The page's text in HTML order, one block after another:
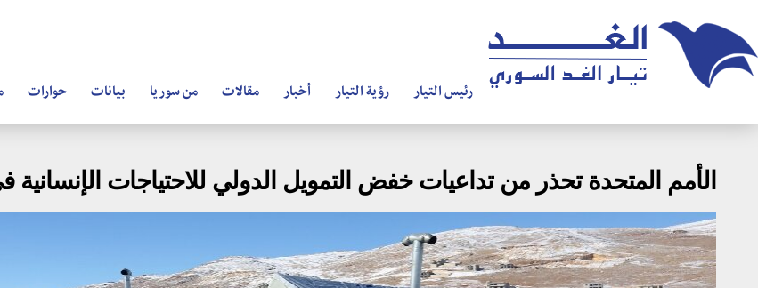
رئيس التيار رؤية التيار أخبار مقالات من سوريا بيانات حوارات
الأمم المتحدة تحذر من تداعيات خفض التمويل الدولي للاحتياجات الإنسانية